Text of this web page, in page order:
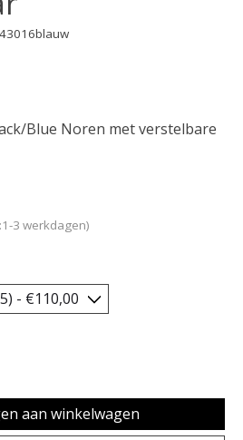
Blue Noren met verstelbare
product is
3 werkdagen)
aan winkelwagen